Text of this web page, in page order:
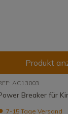
Produkt
AC13003
Breaker für
7-15 Tage Versand